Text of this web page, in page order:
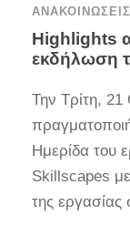
ΑΝΑΚΟΙΝΏΣΕΙΣ
Ηighlights
εκδήλωση
Την Τρίτη,
Ημερίδα του
Skillscapes
της εργασίας